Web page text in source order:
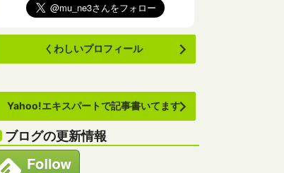
くわしいプロフィール
Yahoo!エキスパートで記事書いてます
ブログの更新情報